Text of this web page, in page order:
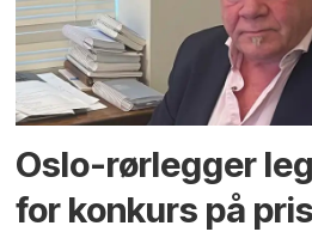
Oslo-rørlegger
for konkurs på